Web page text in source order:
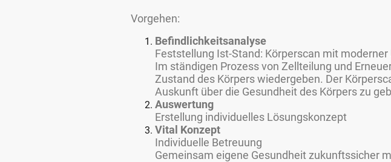
Vorgehen:
Befindlichkeitsanalyse
Feststellung Ist-Stand: Körperscan mit
Im ständigen Prozess von Zellteilung und
Zustand des Körpers wiedergeben. Der
Auskunft über die Gesundheit des Körpers zu
Auswertung
Erstellung individuelles Lösungskonzept
Vital Konzept
Individuelle Betreuung
Gemeinsam eigene Gesundheit zukunftssicher